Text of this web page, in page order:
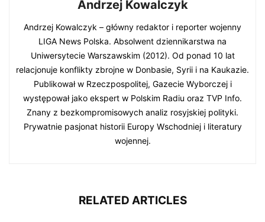
Andrzej Kowalczyk
Andrzej Kowalczyk – główny redaktor i reporter wojenny
LIGA News Polska. Absolwent dziennikarstwa na
Uniwersytecie Warszawskim (2012). Od ponad 10 lat
relacjonuje konflikty zbrojne w Donbasie, Syrii i na Kaukazie.
Publikował w Rzeczpospolitej, Gazecie Wyborczej i
występował jako ekspert w Polskim Radiu oraz TVP Info.
Znany z bezkompromisowych analiz rosyjskiej polityki.
Prywatnie pasjonat historii Europy Wschodniej i literatury
wojennej.
RELATED ARTICLES